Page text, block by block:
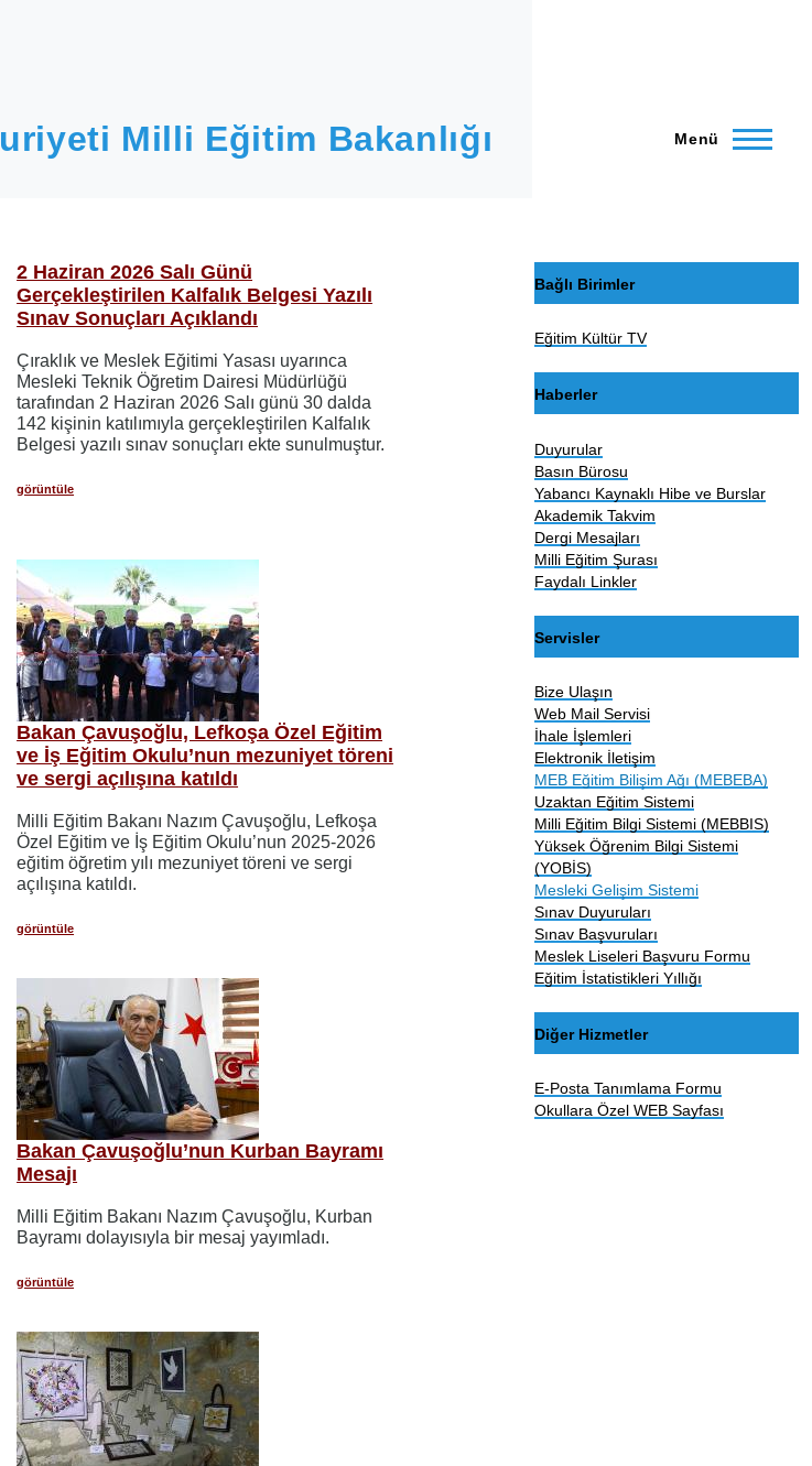
Milli Eğitim Bakanlığı Menü
2 Haziran 2026 Salı Günü
Gerçekleştirilen Kalfalık Belgesi Yazılı
Sınav Sonuçları Açıklandı
Çıraklık ve Meslek Eğitimi Yasası uyarınca
Mesleki Teknik Öğretim Dairesi Müdürlüğü
tarafından 2 Haziran 2026 Salı günü 30 dalda
142 kişinin katılımıyla gerçekleştirilen Kalfalık
Belgesi yazılı sınav sonuçları ekte sunulmuştur.
görüntüle
Bakan Çavuşoğlu, Lefkoşa Özel Eğitim
ve İş Eğitim Okulu’nun mezuniyet töreni
ve sergi açılışına katıldı
Milli Eğitim Bakanı Nazım Çavuşoğlu, Lefkoşa
Özel Eğitim ve İş Eğitim Okulu’nun 2025-2026
eğitim öğretim yılı mezuniyet töreni ve sergi
açılışına katıldı.
görüntüle
Bakan Çavuşoğlu’nun Kurban Bayramı
Mesajı
Milli Eğitim Bakanı Nazım Çavuşoğlu, Kurban
Bayramı dolayısıyla bir mesaj yayımladı.
görüntüle
Bağlı Birimler
Eğitim Kültür TV
Haberler
Duyurular
Basın Bürosu
Yabancı Kaynaklı Hibe ve Burslar
Akademik Takvim
Dergi Mesajları
Milli Eğitim Şurası
Faydalı Linkler
Servisler
Bize Ulaşın
Web Mail Servisi
İhale İşlemleri
Elektronik İletişim
MEB Eğitim Bilişim Ağı (MEBEBA)
Uzaktan Eğitim Sistemi
Milli Eğitim Bilgi Sistemi (MEBBIS)
Yüksek Öğrenim Bilgi Sistemi
(YOBİS)
Mesleki Gelişim Sistemi
Sınav Duyuruları
Sınav Başvuruları
Meslek Liseleri Başvuru Formu
Eğitim İstatistikleri Yıllığı
Diğer Hizmetler
E-Posta Tanımlama Formu
Okullara Özel WEB Sayfası